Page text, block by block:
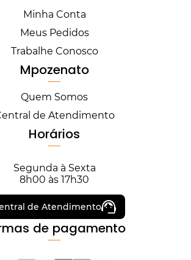
Minha Conta
Meus Pedidos
Trabalhe Conosco
Mpozenato
Quem Somos
de Atendimento
Horários
Segunda à Sexta
8h00 às 17h30
de Atendimento
de pagamento